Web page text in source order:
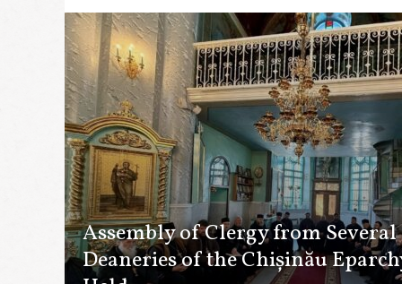
i
ş
i
n
ă
u
l
u
i
i
a
Î
n
Assembly of Clergy from Several
Deaneries of the Chișinău